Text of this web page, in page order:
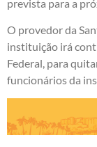
prevista para a
O provedor da
instituição irá
Federal, para
funcionários da